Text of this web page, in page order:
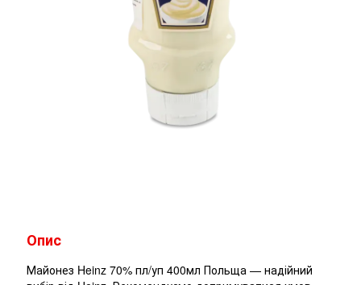
Опис
Майонез Heinz 70% пл/уп 400мл Польща — надійний